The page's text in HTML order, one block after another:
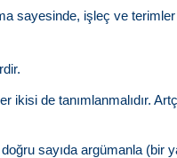
sayesinde, işleç ve
ikisi de tanımlanmalıdır.
sayıda argümanla (bir